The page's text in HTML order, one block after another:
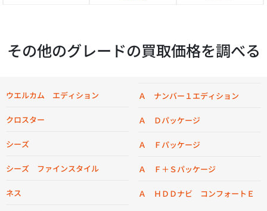
その他のグレードの買取価格を調べる
ウエルカム エディション
クロスター
シーズ
シーズ ファインスタイル
ネス
Ａ ナンバー１エディション
Ａ Ｄパッケージ
Ａ Ｆパッケージ
Ａ Ｆ＋Ｓパッケージ
Ａ ＨＤＤナビ コンフォートＥ